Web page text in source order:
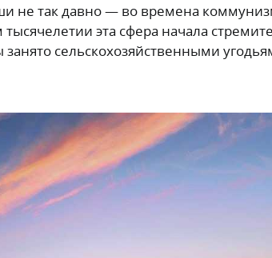
не так давно — во времена
эта сфера начала
сельскохозяйственными